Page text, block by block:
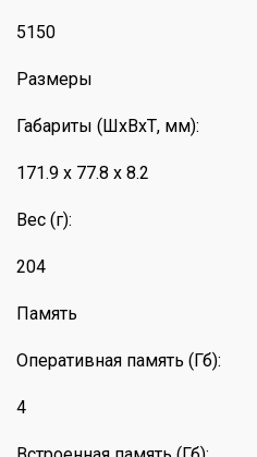
5150
Размеры
Габариты (ШхВхТ, мм):
171.9 x 77.8 x 8.2
Вес (г):
204
Память
Оперативная память (Гб):
4